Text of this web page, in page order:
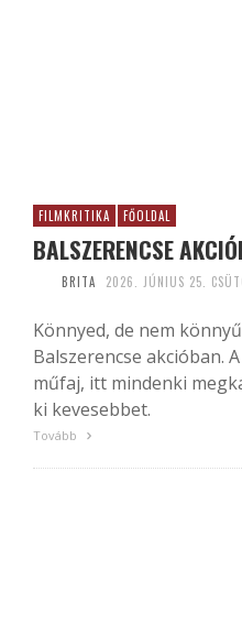
FILMKRITIKA FŐOLDAL
BALSZERENCSE
BRITA 2026. JÚNIUS 25.
Könnyed, de nem
Balszerencse akcióban.
műfaj, itt mindenki
ki kevesebbet.
Tovább